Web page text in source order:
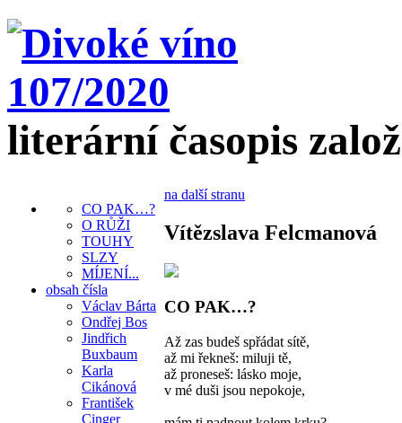
literární časopis
CO PAK…?
O RŮŽI
TOUHY
SLZY
MÍJENÍ...
obsah čísla
Václav Bárta
Ondřej Bos
Jindřich
Buxbaum
Karla
Cikánová
František
Cinger
na další stranu
Vítězslava Felcmanová
CO PAK…?
Až zas budeš spřádat sítě,
až mi řekneš: miluji tě,
až proneseš: lásko moje,
v mé duši jsou nepokoje,